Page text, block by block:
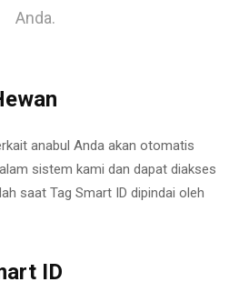
Anda.
anabul Anda akan otomatis
sistem kami dan dapat diakses
saat Tag Smart ID dipindai oleh
ID